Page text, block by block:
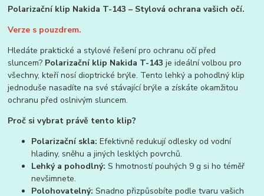
Polarizační klip Nakida T-143 – Stylová ochrana vašich očí.
Verze s pouzdrem.
Hledáte praktické a stylové řešení pro ochranu očí před
sluncem? Polarizační klip Nakida T-143 je ideální volbou pro
všechny, kteří nosí dioptrické brýle. Tento lehký a pohodlný klip
jednoduše nasadíte na své stávající brýle a získáte okamžitou
ochranu před oslnivým sluncem.
Proč si vybrat právě tento klip?
Polarizační skla: Efektivně redukují odlesky od vodní
hladiny, sněhu a jiných lesklých povrchů.
Lehký a pohodlný: S hmotností pouhých 9 g si ho téměř
nevšimnete.
Polohovatelný: Snadno přizpůsobíte podle tvaru vašich